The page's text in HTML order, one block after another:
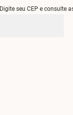
Digite seu CEP e consulte